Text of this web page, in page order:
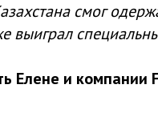
смог
выиграл
и компании